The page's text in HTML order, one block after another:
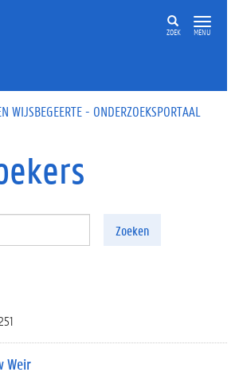
gaan
ZOEK MENU
WIJSBEGEERTE - ONDERZOEKSPORTAAL
Zoeken
Weir